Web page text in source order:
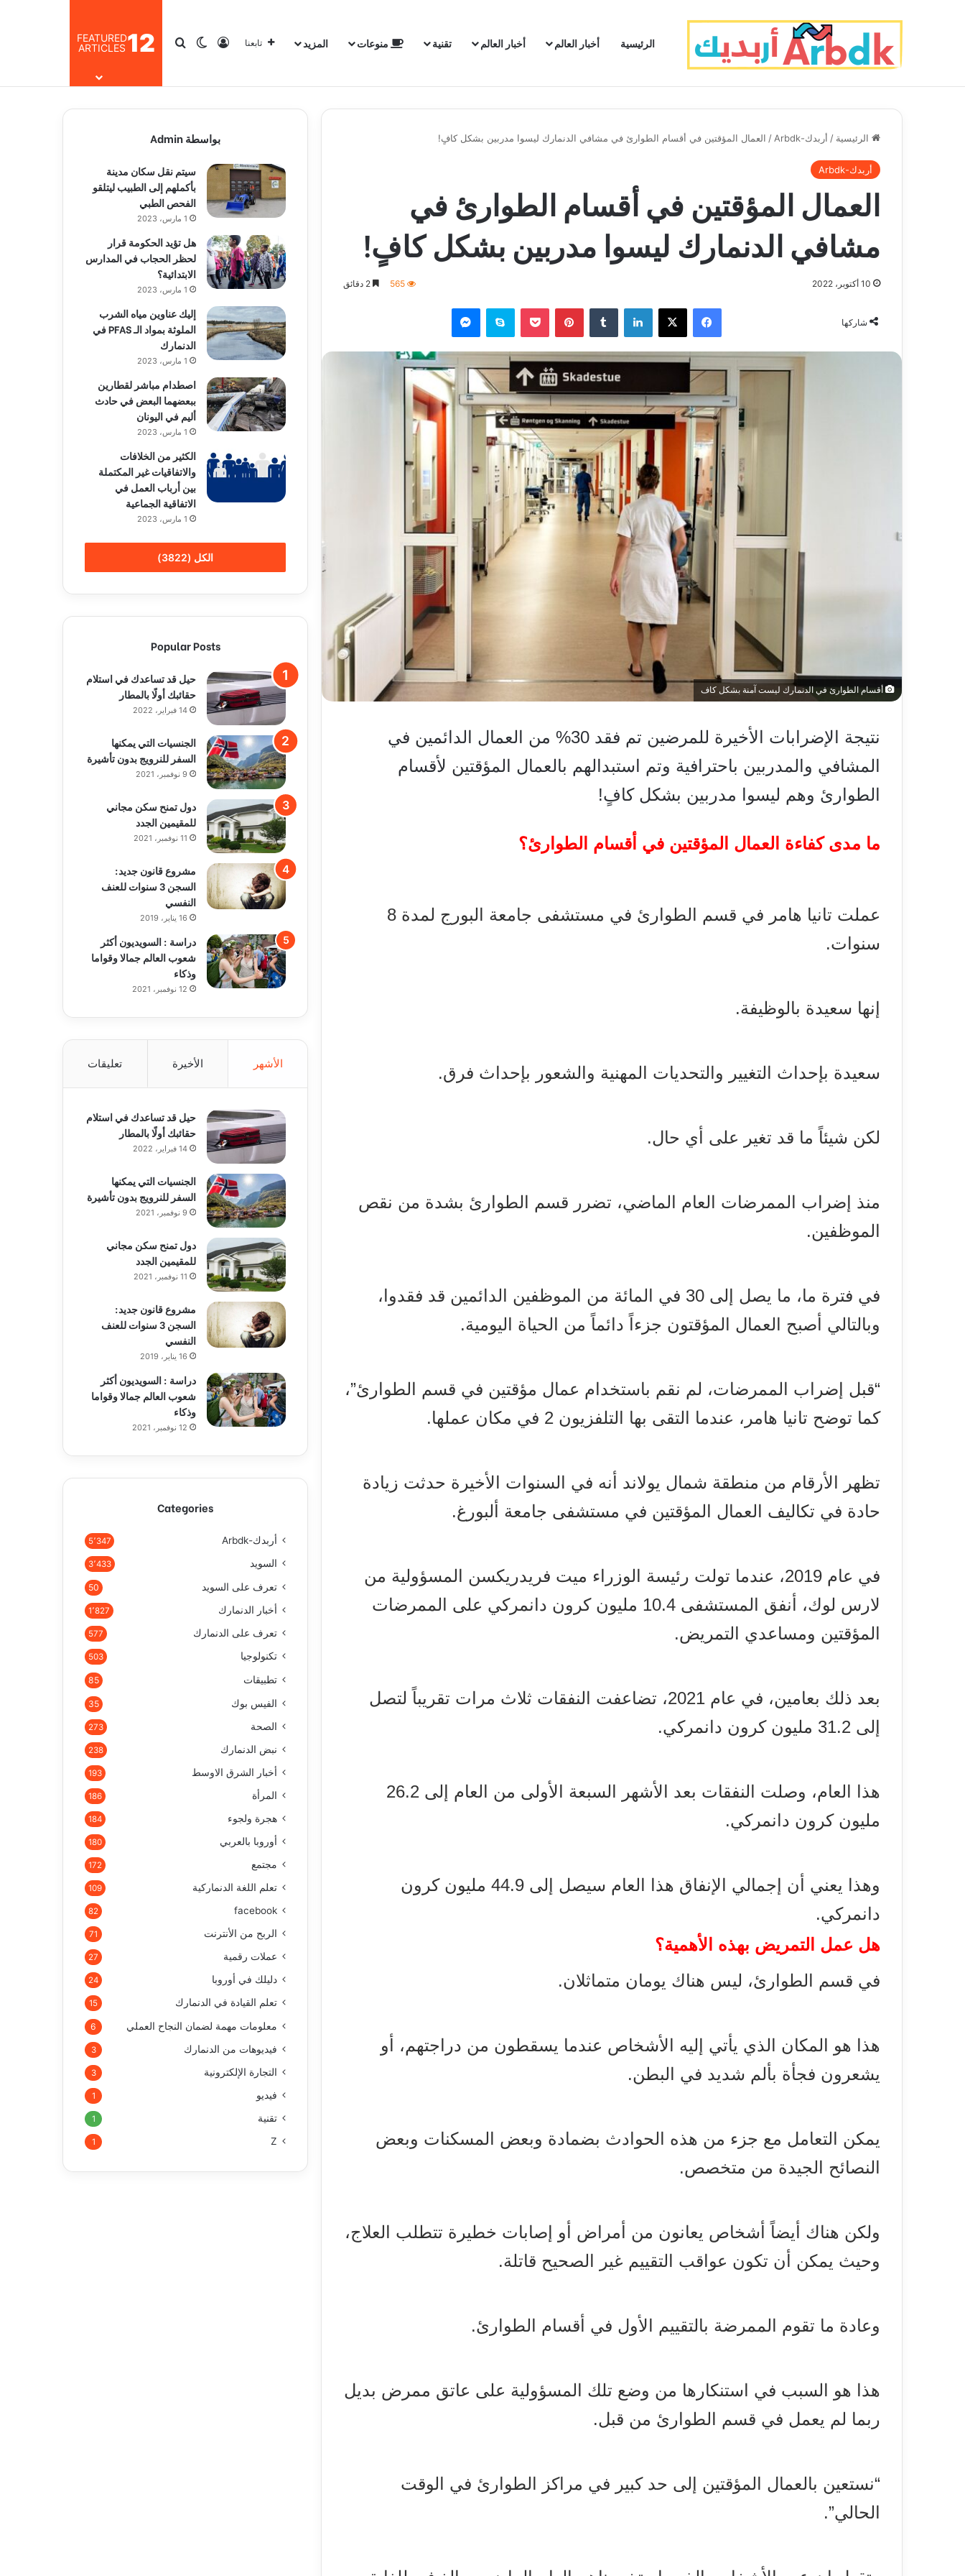
الرئيسية أخبار العالم أخبار العالم تقنية منوعات المزيد تابعنا تسجيل الدخول
الوضع المظلم
بحث عن12
FEATURED
ARTICLES
الرئيسية / أربدك-Arbdk / العمال المؤقتين في أقسام الطوارئ في مشافي الدنمارك ليسوا مدربين بشكل كافٍ!
أربدك-Arbdk
العمال المؤقتين في أقسام الطوارئ في
مشافي الدنمارك ليسوا مدربين بشكل كافٍ!
10 أكتوبر، 2022 565
شاركها
فيسبوك ‫X لينكدإن بينتيريست سكايب
أقسام الطوارئ في الدنمارك ليست آمنة بشكل كاف
نتيجة الإضرابات الأخيرة للمرضين تم فقد 30% من العمال الدائمين في
المشافي والمدربين باحترافية وتم استبدالهم بالعمال المؤقتين لأقسام
الطوارئ وهم ليسوا مدربين بشكل كافٍ!
ما مدى كفاءة العمال المؤقتين في أقسام الطوارئ؟
عملت تانيا هامر في قسم الطوارئ في مستشفى جامعة البورج لمدة 8
سنوات.
إنها سعيدة بالوظيفة.
سعيدة بإحداث التغيير والتحديات المهنية والشعور بإحداث فرق.
لكن شيئاً ما قد تغير على أي حال.
منذ إضراب الممرضات العام الماضي، تضرر قسم الطوارئ بشدة من نقص
الموظفين.
في فترة ما، ما يصل إلى 30 في المائة من الموظفين الدائمين قد فقدوا،
وبالتالي أصبح العمال المؤقتون جزءاً دائماً من الحياة اليومية.
“قبل إضراب الممرضات، لم نقم باستخدام عمال مؤقتين في قسم الطوارئ”،
كما توضح تانيا هامر، عندما التقى بها التلفزيون 2 في مكان عملها.
تظهر الأرقام من منطقة شمال يولاند أنه في السنوات الأخيرة حدثت زيادة
حادة في تكاليف العمال المؤقتين في مستشفى جامعة ألبورغ.
في عام 2019، عندما تولت رئيسة الوزراء ميت فريدريكسن المسؤولية من
لارس لوك، أنفق المستشفى 10.4 مليون كرون دانمركي على الممرضات
المؤقتين ومساعدي التمريض.
بعد ذلك بعامين، في عام 2021، تضاعفت النفقات ثلاث مرات تقريباً لتصل
إلى 31.2 مليون كرون دانمركي.
هذا العام، وصلت النفقات بعد الأشهر السبعة الأولى من العام إلى 26.2
مليون كرون دانمركي.
وهذا يعني أن إجمالي الإنفاق هذا العام سيصل إلى 44.9 مليون كرون
دانمركي.
هل عمل التمريض بهذه الأهمية؟
في قسم الطوارئ، ليس هناك يومان متماثلان.
هذا هو المكان الذي يأتي إليه الأشخاص عندما يسقطون من دراجتهم، أو
يشعرون فجأة بألم شديد في البطن.
يمكن التعامل مع جزء من هذه الحوادث بضمادة وبعض المسكنات وبعض
النصائح الجيدة من متخصص.
ولكن هناك أيضاً أشخاص يعانون من أمراض أو إصابات خطيرة تتطلب العلاج،
وحيث يمكن أن تكون عواقب التقييم غير الصحيح قاتلة.
وعادة ما تقوم الممرضة بالتقييم الأول في أقسام الطوارئ.
هذا هو السبب في استنكارها من وضع تلك المسؤولية على عاتق ممرض بديل
ربما لم يعمل في قسم الطوارئ من قبل.
“نستعين بالعمال المؤقتين إلى حد كبير في مراكز الطوارئ في الوقت
الحالي”.
بواسطة Admin
سيتم نقل سكان مدينة
بأكملهم إلى الطبيب ليتلقو
الفحص الطبي
1 مارس، 2023
هل تؤيد الحكومة قرار
لحظر الحجاب في المدارس
الابتدائية؟
1 مارس، 2023
إليك عناوين مياه الشرب
الملوثة بمواد الـ PFAS في
الدنمارك
1 مارس، 2023
اصطدام مباشر لقطارين
ببعضهما البعض في حادث
أليم في اليونان
1 مارس، 2023
الكثير من الخلافات
والاتفاقيات غير المكتملة
بين أرباب العمل في
الاتفاقية الجماعية
1 مارس، 2023
الكل (3822)
Popular Posts
حيل قد تساعدك في استلام
حقائبك أولًا بالمطار
14 فبراير، 2022
الجنسيات التي يمكنها
السفر للنرويج بدون تأشيرة
9 نوفمبر، 2021
دول تمنح سكن مجاني
للمقيمين الجدد
11 نوفمبر، 2021
مشروع قانون جديد:
السجن 3 سنوات للعنف
النفسي
16 يناير، 2019
دراسة : السويديون أكثر
شعوب العالم جمالا وقواما
وذكاء
12 نوفمبر، 2021
الأشهر الأخيرة تعليقات
حيل قد تساعدك في استلام
حقائبك أولًا بالمطار
14 فبراير، 2022
الجنسيات التي يمكنها
السفر للنرويج بدون تأشيرة
9 نوفمبر، 2021
دول تمنح سكن مجاني
للمقيمين الجدد
11 نوفمبر، 2021
مشروع قانون جديد:
السجن 3 سنوات للعنف
النفسي
16 يناير، 2019
دراسة : السويديون أكثر
شعوب العالم جمالا وقواما
وذكاء
12 نوفمبر، 2021
Categories
أربدك-Arbdk 5٬347
السويد 3٬433
تعرف على السويد 50
أخبار الدنمارك 1٬827
تعرف على الدنمارك 577
تكنولوجيا 503
تطبيقات 85
الفيس بوك 35
الصحة 273
نبض الدنمارك 238
أخبار الشرق الاوسط 193
المرأة 186
هجرة ولجوء 184
أوروبا بالعربي 180
مجتمع 172
تعلم اللغة الدنماركية 109
facebook
82
الربح من الأنترنت 71
عملات رقمية 27
دليلك في أوروبا 24
تعلم القيادة في الدنمارك 15
معلومات مهمة لضمان النجاح العملي 6
فيديوهات من الدنمارك 3
التجارة الإلكترونية 3
فيديو 1
تقنية 1
Z
1